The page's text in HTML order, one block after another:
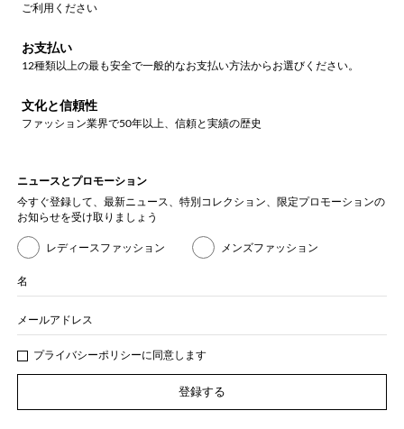
ご利用ください
お支払い
12種類以上の最も安全で一般的なお支払い方法からお選びください。
文化と信頼性
ファッション業界で50年以上、信頼と実績の歴史
ニュースとプロモーション
今すぐ登録して、最新ニュース、特別コレクション、限定プロモーションの
お知らせを受け取りましょう
レディースファッション メンズファッション
名
メールアドレス
プライバシーポリシーに同意します
登録する